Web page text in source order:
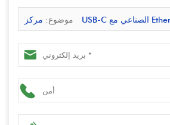
موضوع: مركز USB-C الصناعي مع Ethernet و Multicessory
Ports | مصنع OEM و ODM